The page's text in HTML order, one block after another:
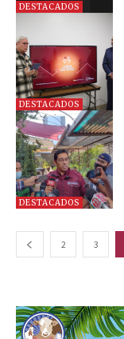
DESTACADOS
DESTACADOS
DESTACADOS
2 3